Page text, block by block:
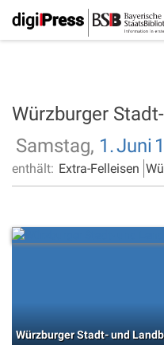
Würzburger
Samstag, 1.Juni
enthält: Extra-Felleisen
Würzburger Stadt- und